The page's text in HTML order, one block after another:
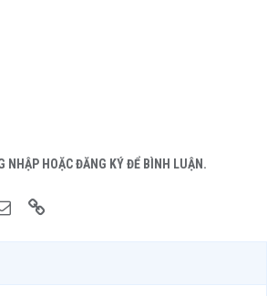
NHẬP HOẶC ĐĂNG KÝ ĐỂ BÌNH LUẬN.
Email